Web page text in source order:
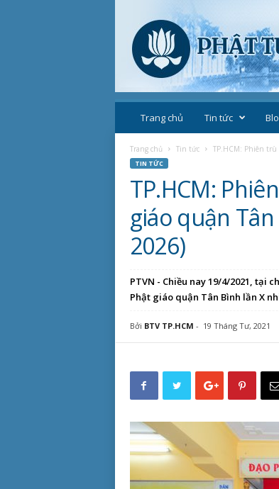
Trang chủ Tin tức
Trang chủ Tin tức TP.HCM: Phiên
TIN TỨC
TP.HCM:
giáo quận
2026)
PTVN - Chiều nay 19/4/2021, tại
Phật giáo quận Tân Bình lần X
Bởi BTV TP.HCM - 19 Tháng Tư, 2021